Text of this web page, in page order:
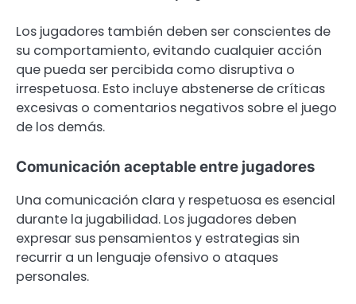
Los jugadores también deben ser conscientes de
su comportamiento, evitando cualquier acción
que pueda ser percibida como disruptiva o
irrespetuosa. Esto incluye abstenerse de críticas
excesivas o comentarios negativos sobre el juego
de los demás.
Comunicación aceptable entre jugadores
Una comunicación clara y respetuosa es esencial
durante la jugabilidad. Los jugadores deben
expresar sus pensamientos y estrategias sin
recurrir a un lenguaje ofensivo o ataques
personales.